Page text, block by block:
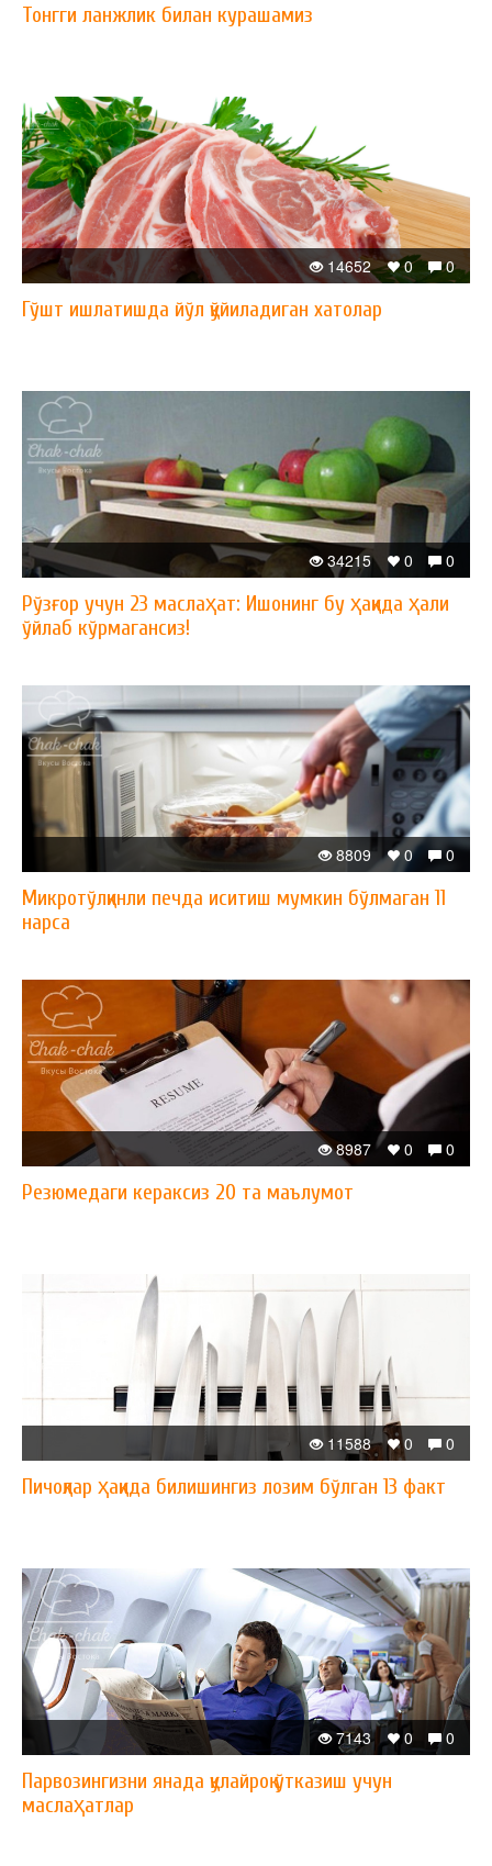
Тонгги ланжлик билан курашамиз
0
0
14652
Гўшт ишлатишда йўл қўйиладиган хатолар
0
0
34215
Рўзғор учун 23 маслаҳат: Ишонинг бу ҳақида ҳали
ўйлаб кўрмагансиз!
0
0
8809
Микротўлқинли печда иситиш мумкин бўлмаган 11
нарса
0
0
8987
Резюмедаги кераксиз 20 та маълумот
0
0
11588
Пичоқлар ҳақида билишингиз лозим бўлган 13 факт
0
0
7143
Парвозингизни янада қулайроқ ўтказиш учун
маслаҳатлар